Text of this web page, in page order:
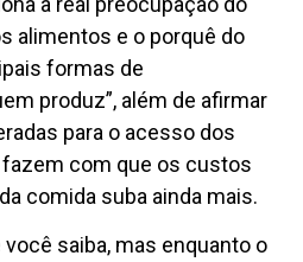
alimentos e o porquê do
formas de
produz”, além de afirmar
para o acesso dos
com que os custos
comida suba ainda mais.
saiba, mas enquanto o